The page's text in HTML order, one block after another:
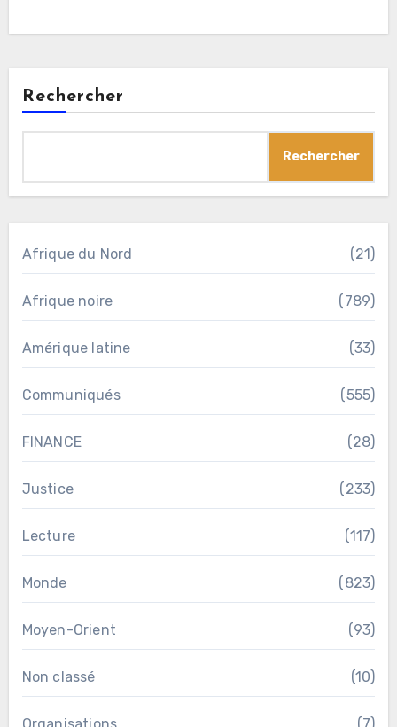
Rechercher
Rechercher
Afrique du Nord (21)
Afrique noire (789)
Amérique latine (33)
Communiqués (555)
FINANCE (28)
Justice (233)
Lecture (117)
Monde (823)
Moyen-Orient (93)
Non classé (10)